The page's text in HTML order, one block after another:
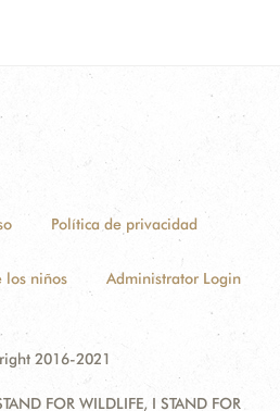
Política de privacidad
los niños Administrator Login
2016-2021
FOR WILDLIFE, I STAND FOR